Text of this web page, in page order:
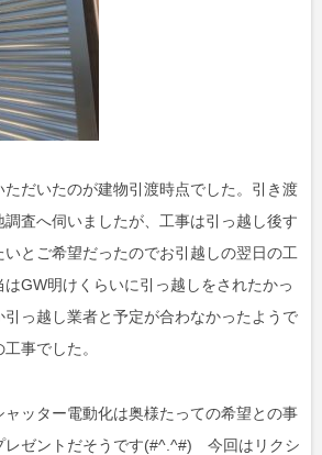
だいたのが建物引渡時点でした。引き渡
調査へ伺いましたが、工事は引っ越し後す
いとご希望だったのでお引越しの翌日の工
GW明けくらいに引っ越しをされたかっ
っ越し業者と予定が合わなかったようで
事でした。
ャッター電動化は奥様たっての希望との事
レゼントだそうです(#^.^#) 今回はリクシ